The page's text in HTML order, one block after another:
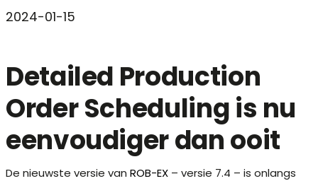
2024-01-15
Detailed Production
Order Scheduling is nu
eenvoudiger dan ooit
De nieuwste versie van ROB-EX – versie 7.4 – is onlangs